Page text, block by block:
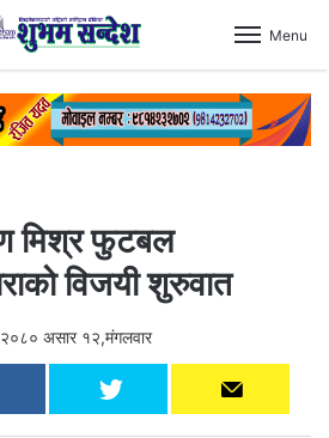
Menu
मिश्र फुटबल
विजयी शुरुवात
असार १२,मंगलवार